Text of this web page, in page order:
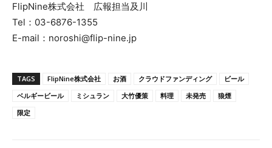
FlipNine株式会社 広報担当及川
Tel：03-6876-1355
E-mail：noroshi@flip-nine.jp
TAGS FlipNine株式会社 お酒 クラウドファンディング
ビール
ベルギービール
ミシュラン 大竹優策 料理 未発売
狼煙
限定